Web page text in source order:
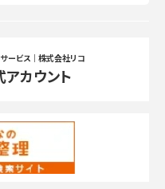
ービス｜株式会社リコ
アカウント